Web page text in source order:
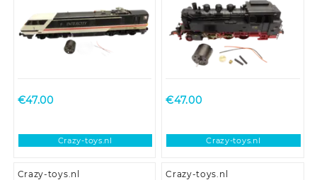
Class 86, Class 90, Class
91 , Class 110, Class 253 ,
Class 370 en andere
BO-BO locomotieven
€47.00
Crazy-toys.nl
€47.00
Crazy-toys.nl
Crazy-toys.nl Crazy-toys.nl